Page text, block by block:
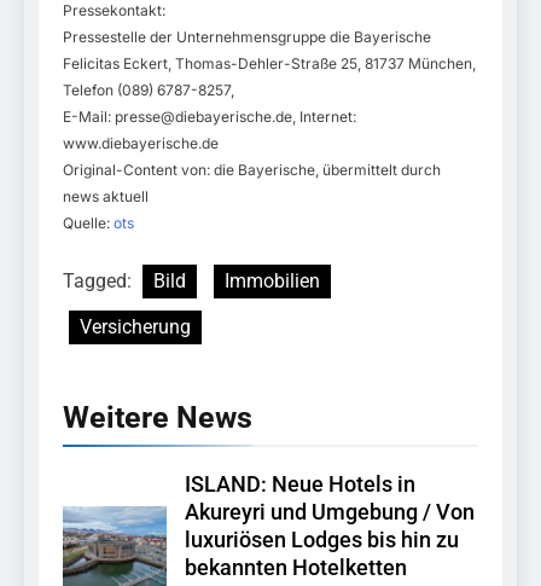
Pressekontakt:
Pressestelle der Unternehmensgruppe die Bayerische
Felicitas Eckert, Thomas-Dehler-Straße 25, 81737 München,
Telefon (089) 6787-8257,
E-Mail: presse@diebayerische.de, Internet:
www.diebayerische.de
Original-Content von: die Bayerische, übermittelt durch
news aktuell
Quelle: ots
Tagged: Bild
Immobilien
Versicherung
Weitere News
ISLAND: Neue Hotels in
Akureyri und Umgebung / Von
luxuriösen Lodges bis hin zu
bekannten Hotelketten